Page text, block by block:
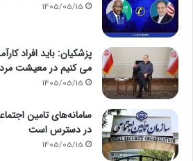
1405/05/15
پزشکیان: باید افراد
می کنیم در معیشت
1405/05/15
سامانه‌های تامین
در دسترس است
1405/05/15